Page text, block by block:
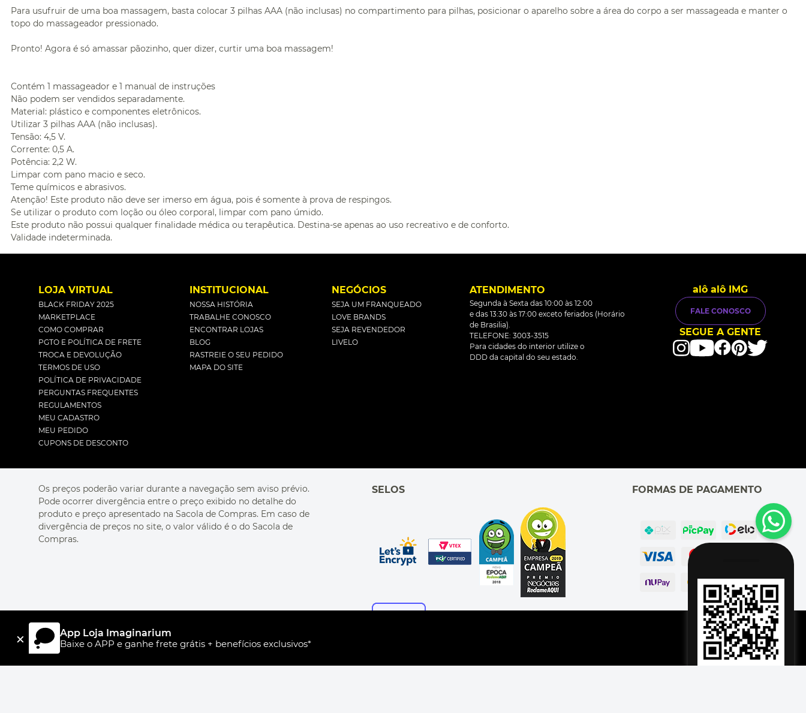
Para usufruir de uma boa massagem, basta colocar 3 pilhas AAA (não inclusas) no compartimento para pilhas, posicionar o aparelho sobre a área do corpo a ser massageada e manter o
topo do massageador pressionado.
Pronto! Agora é só amassar pãozinho, quer dizer, curtir uma boa massagem!
Contém 1 massageador e 1 manual de instruções
Não podem ser vendidos separadamente.
Material: plástico e componentes eletrônicos.
Utilizar 3 pilhas AAA (não inclusas).
Tensão: 4,5 V.
Corrente: 0,5 A.
Potência: 2,2 W.
Limpar com pano macio e seco.
Teme químicos e abrasivos.
Atenção! Este produto não deve ser imerso em água, pois é somente à prova de respingos.
Se utilizar o produto com loção ou óleo corporal, limpar com pano úmido.
Este produto não possui qualquer finalidade médica ou terapêutica. Destina-se apenas ao uso recreativo e de conforto.
Validade indeterminada.
LOJA VIRTUAL
BLACK FRIDAY 2025
MARKETPLACE
COMO COMPRAR
PGTO E POLÍTICA DE FRETE
TROCA E DEVOLUÇÃO
TERMOS DE USO
POLÍTICA DE PRIVACIDADE
PERGUNTAS FREQUENTES
REGULAMENTOS
MEU CADASTRO
MEU PEDIDO
CUPONS DE DESCONTO
INSTITUCIONAL
NOSSA HISTÓRIA
TRABALHE CONOSCO
ENCONTRAR LOJAS
BLOG
RASTREIE O SEU PEDIDO
MAPA DO SITE
NEGÓCIOS
SEJA UM FRANQUEADO
LOVE BRANDS
SEJA REVENDEDOR
LIVELO
ATENDIMENTO
Segunda à Sexta das 10:00 às 12:00
e das 13:30 às 17:00 exceto feriados (Horário
de Brasilia).
TELEFONE: 3003-3515
Para cidades do interior utilize o
DDD da capital do seu estado.
alô alô IMG
FALE CONOSCO
SEGUE A GENTE
Os preços poderão variar durante a navegação sem aviso prévio.
Pode ocorrer divergência entre o preço exibido no detalhe do
produto e preço apresentado na Sacola de Compras. Em caso de
divergência de preços no site, o valor válido é o do Sacola de
Compras.
SELOS FORMAS DE PAGAMENTO
×
App Loja Imaginarium
Baixe o APP e ganhe frete grátis + benefícios exclusivos*